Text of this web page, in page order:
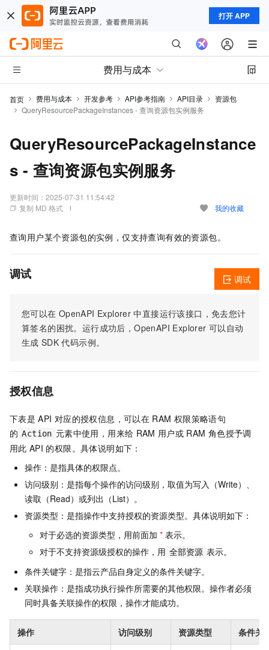
打开 APP
费用与成本
首页 费用与成本 开发参考 API参考指南 API目录
资源包
QueryResourcePackageInstances - 查询资源包实例服务
QueryResourcePackageInstance
s - 查询资源包实例服务
更新时间： 2025-07-31 11:54:42
复制 MD 格式
我的收藏
查询用户某个资源包的实例，仅支持查询有效的资源包。
调试
您可以在 OpenAPI Explorer 中直接运行该接口，免去您计
算签名的困扰。运行成功后，OpenAPI Explorer 可以自动
生成 SDK 代码示例。
调试
授权信息
下表是 API 对应的授权信息，可以在 RAM 权限策略语句
的 Action 元素中使用，用来给 RAM 用户或 RAM 角色授予调
用此 API 的权限。具体说明如下：
操作：是指具体的权限点。
访问级别：是指每个操作的访问级别，取值为写入（Write）、
读取（Read）或列出（List）。
资源类型：是指操作中支持授权的资源类型。具体说明如下：
对于必选的资源类型，用前面加 * 表示。
对于不支持资源级授权的操作，用 全部资源 表示。
条件关键字：是指云产品自身定义的条件关键字。
关联操作：是指成功执行操作所需要的其他权限。操作者必须
同时具备关联操作的权限，操作才能成功。
操作 访问级别 资源类型 条件关